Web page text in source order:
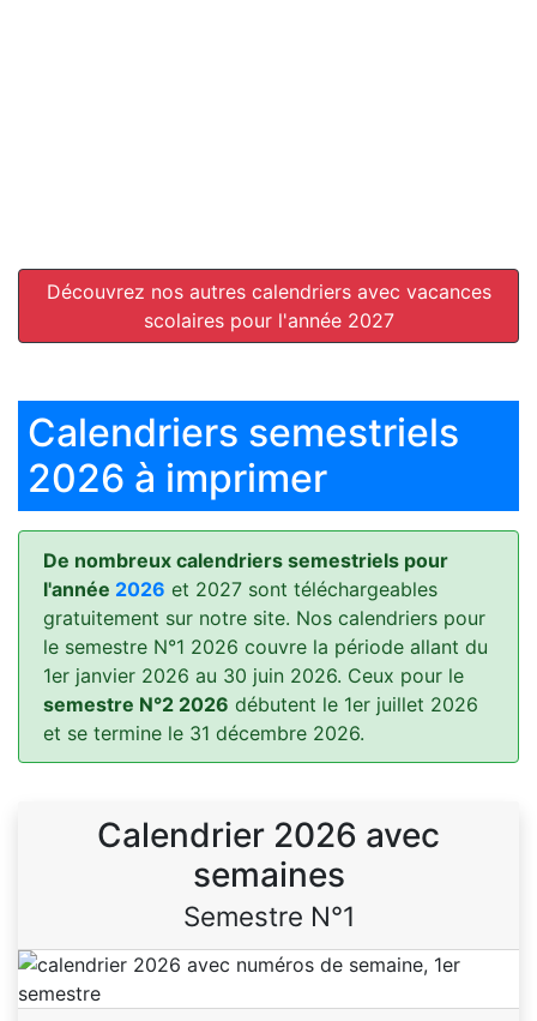
Découvrez nos autres calendriers avec vacances
scolaires pour l'année 2027
Calendriers semestriels
2026 à imprimer
De nombreux calendriers semestriels pour
l'année 2026 et 2027 sont téléchargeables
gratuitement sur notre site. Nos calendriers pour
le semestre N°1 2026 couvre la période allant du
1er janvier 2026 au 30 juin 2026. Ceux pour le
semestre N°2 2026 débutent le 1er juillet 2026
et se termine le 31 décembre 2026.
Calendrier 2026 avec
semaines
Semestre N°1